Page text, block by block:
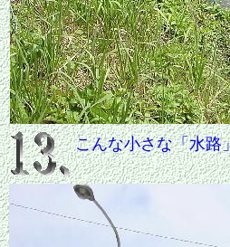
こんな小さな「水路